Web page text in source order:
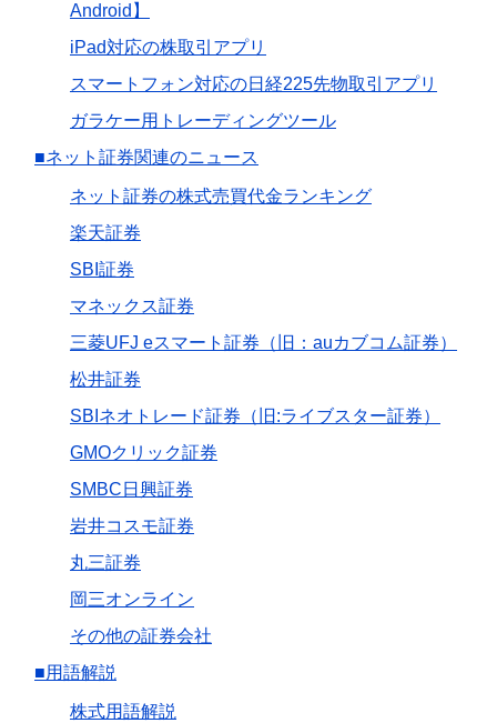
Android】
iPad対応の株取引アプリ
スマートフォン対応の日経225先物取引アプリ
ガラケー用トレーディングツール
■ネット証券関連のニュース
ネット証券の株式売買代金ランキング
楽天証券
SBI証券
マネックス証券
三菱UFJ eスマート証券（旧：auカブコム証券）
松井証券
SBIネオトレード証券（旧:ライブスター証券）
GMOクリック証券
SMBC日興証券
岩井コスモ証券
丸三証券
岡三オンライン
その他の証券会社
■用語解説
株式用語解説